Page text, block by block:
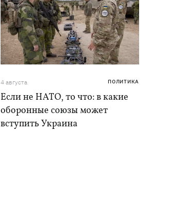
4 августа ПОЛИТИКА
Если не НАТО, то что: в какие
оборонные союзы может
вступить Украина